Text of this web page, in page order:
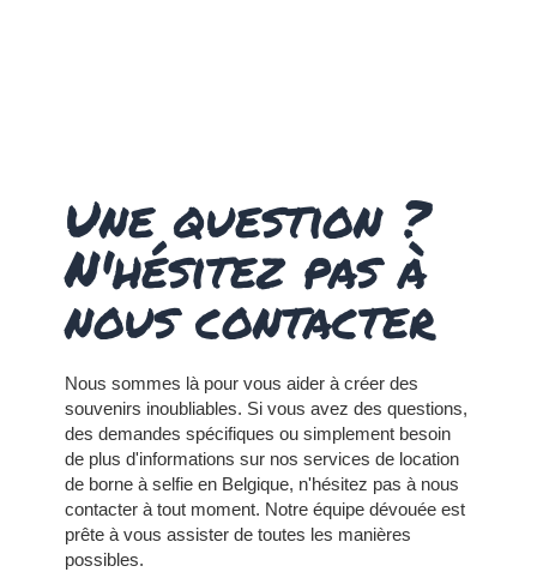
Une question ?
N'hésitez pas à
nous contacter
Nous sommes là pour vous aider à créer des
souvenirs inoubliables. Si vous avez des questions,
des demandes spécifiques ou simplement besoin
de plus d'informations sur nos services de location
de borne à selfie en Belgique, n'hésitez pas à nous
contacter à tout moment. Notre équipe dévouée est
prête à vous assister de toutes les manières
possibles.